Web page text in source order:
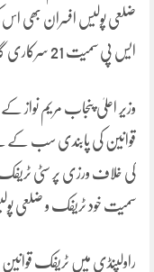
ضلعی پولیس افسران بھی
ایس پی سمیت 21 سرکاری گاڑیوں کے چالان ٹکٹ جاری کردیے ہیں۔
وزیر اعلیٰ پنجاب مریم نواز
قوانین کی پابندی سب کے
کی خلاف ورزی پر سٹی
سمیت خود ٹریفک و ضلعی
راولپنڈی میں ٹریفک